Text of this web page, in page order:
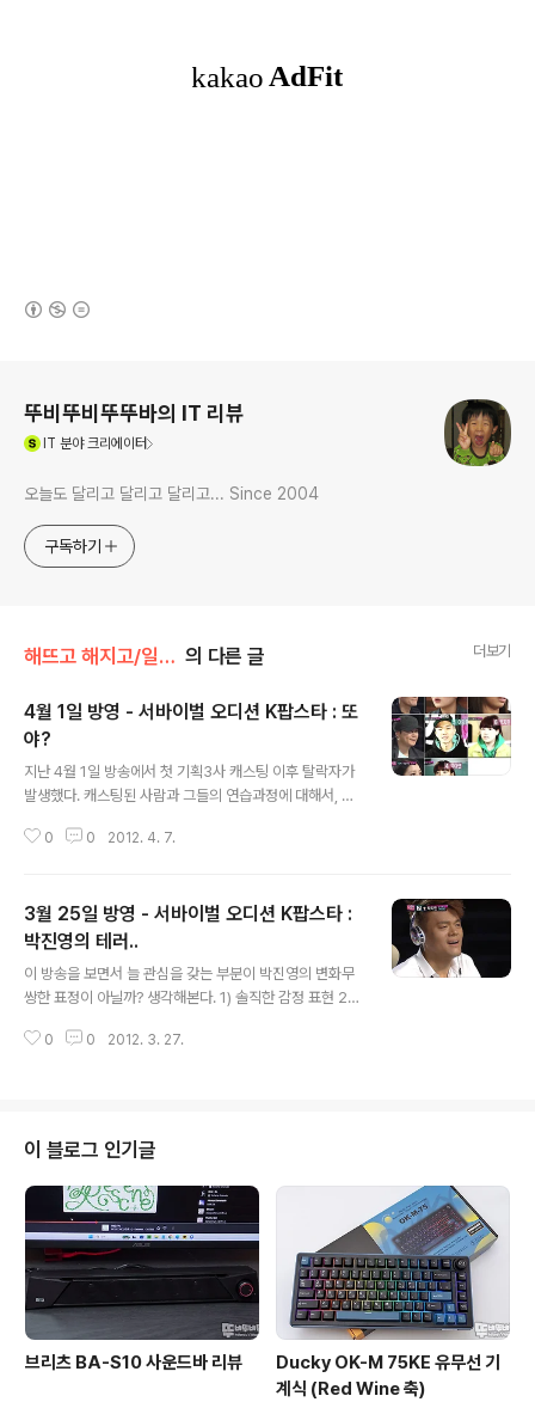
뚜비뚜비뚜뚜바의 IT 리뷰
IT 분야 크리에이터
오늘도 달리고 달리고 달리고... Since 2004
구독하기
해뜨고 해지고/일상의 추억들 의 다른 글 더보기
4월 1일 방영 - 서바이벌 오디션 K팝스타 : 또
야?
지난 4월 1일 방송에서 첫 기획3사 캐스팅 이후 탈락자가
발생했다. 캐스팅된 사람과 그들의 연습과정에 대해서, 짤
대는 기대 이상이었다는..... 근데... 유독 JYP만 성의가 없
사를 정말 즐기는듯...... 이번 캐스팅은 이번주가 기대가 되
는 이유는... JYP가 선택한 이하이!! 이전에 JYP에서 트레
이닝때 불렀던 Mercy같은 노래를 보여줄수 있을지.... YG
가 선택한 이승훈!! 이미 이승훈과 싸이의 만남이 스포일러
가 되어 궁금증을 불러일으키고 있고.. ....... 과연. ...... 누
가...
0 0 2012. 4. 7.
3월 25일 방영 - 서바이벌 오디션 K팝스타 :
박진영의 테러..
이 방송을 보면서 늘 관심을 갖는 부분이 박진영의 변화무
쌍한 표정이 아닐까? 생각해본다. 1) 솔직한 감정 표현 2)
테러수준이 아니었을까? 방청객이 무대의 집중하는 상황
캐스팅된 도전자들의 모습이 기대가 된다...
0 0 2012. 3. 27.
이 블로그 인기글
브리츠 BA-S10 사운드바 리뷰
Ducky OK-M 75KE 유무선 기
계식 (Red Wine 축)